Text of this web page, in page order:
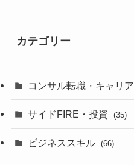
カテゴリー
コンサル転職・キャリア
サイドFIRE・投資 (35)
ビジネススキル (66)